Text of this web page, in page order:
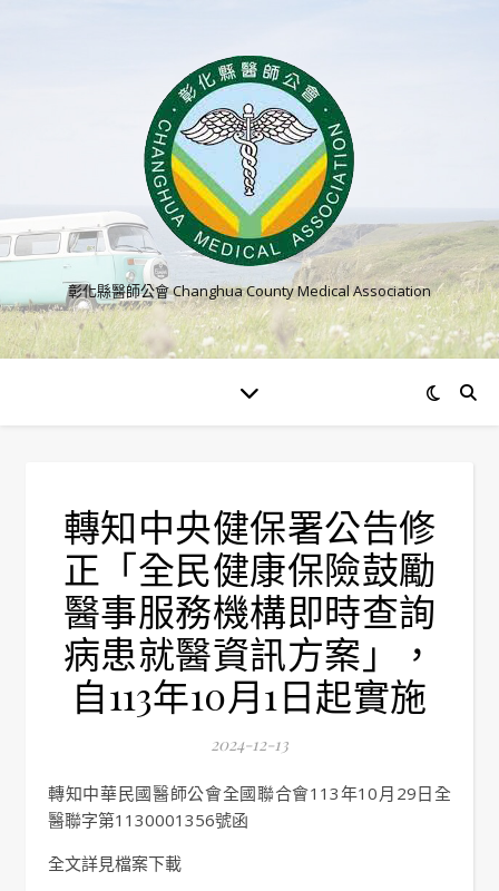
彰化縣醫師公會 Changhua County Medical Association
轉知中央健保署公告修
正「全民健康保險鼓勵
醫事服務機構即時查詢
病患就醫資訊方案」，
自113年10月1日起實施
2024-12-13
轉知中華民國醫師公會全國聯合會113年10月29日全
醫聯字第1130001356號函
全文詳見檔案下載